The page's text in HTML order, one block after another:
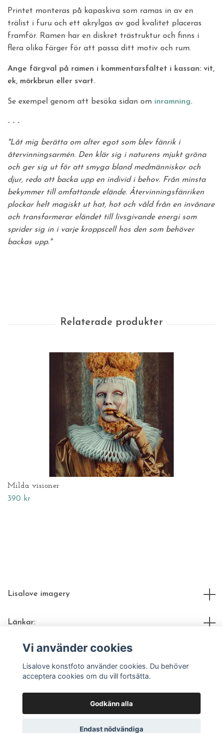
Printet monteras på kapaskiva som ramas in av en
trälist i furu och ett akrylgas av god kvalitet placeras
framför. Ramen har en diskret trästruktur och finns i
flera olika färger för att passa ditt motiv och rum.
Ange färgval på ramen i kommentarsfältet i kassan: vit,
ek, mörkbrun eller svart.
Se exempel genom att besöka sidan om inramning.
- - -
"Låt mig berätta om alter egot som blev fänrik i
återvinningsarmén. Den klär sig i naturens mjukt gröna
och ger sig ut för att smyga bland medmänniskor och
djur, redo att backa upp en individ i behov. Från minsta
bekymmer till omfattande elände. Återvinningsfänriken
plockar helt magiskt ut hat, hot och våld från en invånare
och transformerar eländet till livsgivande energi som
sprider sig in i varje kroppscell hos den som behöver
backas upp."
Milda visioner
390 kr
Lisalove imagery
Länkar:
Sociala medier
© 2026 Lisalove fotokonst | nätbutik
Vi använder cookies
Lisalove konstfoto använder cookies. Du behöver
acceptera cookies om du vill fortsätta.
Godkänn alla
Endast nödvändiga